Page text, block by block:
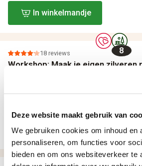
Deze website maakt gebruik van
We gebruiken cookies om inhoud en
personaliseren, om functies voor
bieden en om ons websiteverkeer te
In winkelmandje
8
18 reviews
Workshop: Maak je eigen zilveren
Ontwerp en maak je eigen ring onder
In winkelmandje